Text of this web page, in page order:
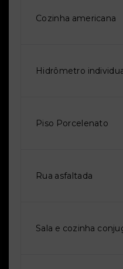
Cozinha americana
Hidrômetro
Piso Porcelenato
Rua asfaltada
Sala e cozinha